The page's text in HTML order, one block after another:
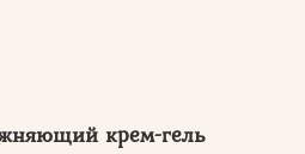
крем-гель